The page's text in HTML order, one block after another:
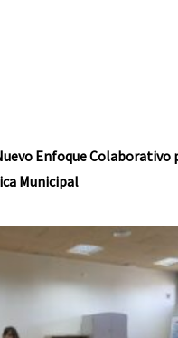
Enfoque Colaborativo
Municipal